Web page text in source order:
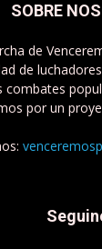
SOBRE
de
de
combates
por un